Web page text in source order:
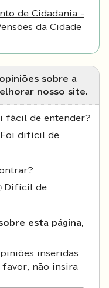
de Cidadania -
da Cidade
sobre a
nosso site.
fácil de entender?
Foi difícil de
Difícil de
esta página,
inseridas
favor, não insira